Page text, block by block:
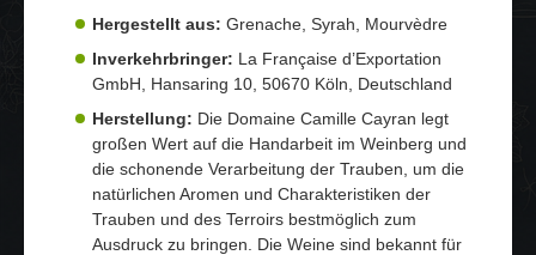
Hergestellt aus: Grenache, Syrah, Mourvèdre
Inverkehrbringer: La Française d’Exportation
GmbH, Hansaring 10, 50670 Köln, Deutschland
Herstellung: Die Domaine Camille Cayran legt
großen Wert auf die Handarbeit im Weinberg und
die schonende Verarbeitung der Trauben, um die
natürlichen Aromen und Charakteristiken der
Trauben und des Terroirs bestmöglich zum
Ausdruck zu bringen. Die Weine sind bekannt für